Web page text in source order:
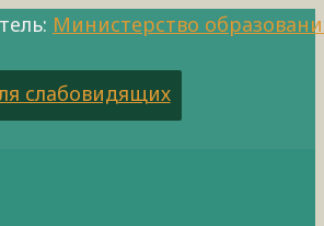
Министерство
слабовидящих